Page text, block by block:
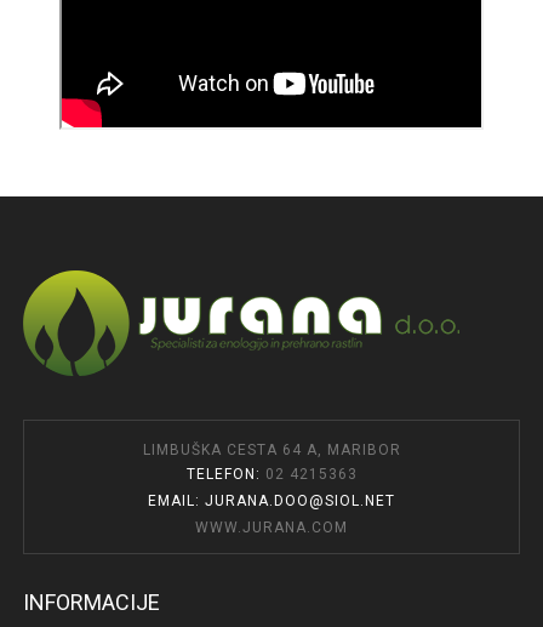
LIMBUŠKA CESTA 64 A, MARIBOR
TELEFON: 02 4215363
EMAIL: JURANA.DOO@SIOL.NET
WWW.JURANA.COM
INFORMACIJE